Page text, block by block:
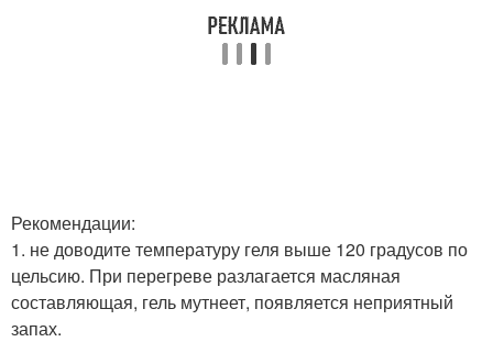
Рекомендации:
1. не доводите температуру геля выше 120 градусов по
цельсию. При перегреве разлагается масляная
составляющая, гель мутнеет, появляется неприятный
запах.